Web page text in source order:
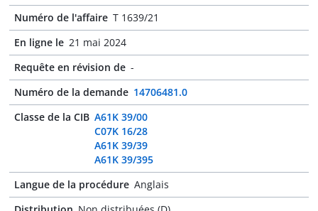
Numéro de l'affaire T 1639/21
En ligne le 21 mai 2024
Requête en révision de -
Numéro de la demande 14706481.0
Classe de la CIB A61K 39/00
C07K 16/28
A61K 39/39
A61K 39/395
Langue de la procédure Anglais